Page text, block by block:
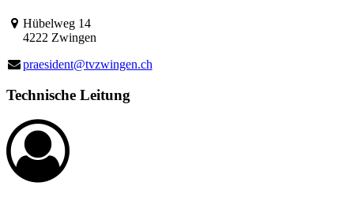
Hübelweg 14
4222 Zwingen
praesident@tvzwingen.ch
Technische Leitung